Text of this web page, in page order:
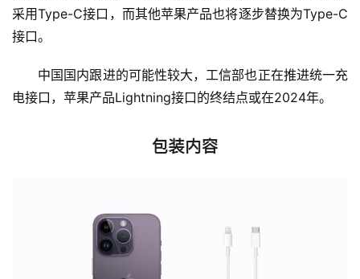
采用Type-C接口，而其他苹果产品也将逐步替换为Type-C
接口。
中国国内跟进的可能性较大，工信部也正在推进统一充
电接口，苹果产品Lightning接口的终结点或在2024年。